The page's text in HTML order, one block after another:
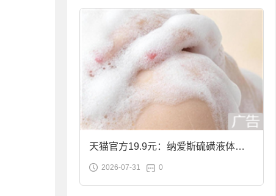
天猫官方19.9元：纳爱斯硫磺液体香
皂2斤大促
2026-07-31 0